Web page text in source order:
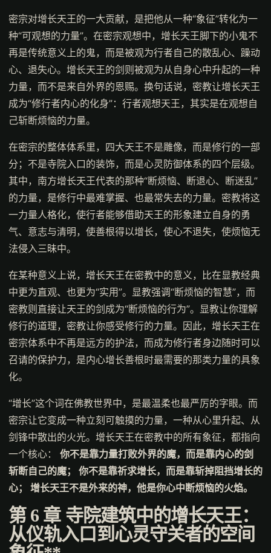
密宗对增长天王的一大贡献，是把他从一种“象征”转化为一
种“可观想的力量”。在密宗观想中，增长天王脚下的小鬼不
再是传统意义上的鬼，而是被观为行者自己的散乱心、躁动
心、退失心。增长天王的剑则被观为从自身心中升起的一种
力量，而不是来自外界的恩赐。换句话说，密教让增长天王
成为“修行者内心的化身”：行者观想天王，其实是在观想自
己斩断烦恼的力量。
在密宗的整体体系里，四大天王不是雕像，而是修行的一部
分；不是寺院入口的装饰，而是心灵防御体系的四个层级。
其中，南方增长天王代表的那种“断烦恼、断退心、断迷乱”
的力量，是修行中最难掌握、也最常失去的力量。密教将这
一力量人格化，使行者能够借助天王的形象建立自身的勇
气、意志与清明，使善根得以增长，使心不退失，使烦恼无
法侵入三昧中。
在某种意义上说，增长天王在密教中的意义，比在显教经典
中更为直观、也更为“实用”。显教强调“断烦恼的智慧”，而
密教则直接让天王的剑成为“断烦恼的行为”。显教让你理解
修行的道理，密教让你感受修行的力量。因此，增长天王在
密宗体系中不再是远方的护法，而成为修行者身边随时可以
召请的保护力，是内心增长善根时最需要的那类力量的具象
化。
“增长”这个词在佛教世界中，是最温柔也最严厉的字眼。而
密宗让它变成一种立刻可触摸的力量，一种从心里升起、从
剑锋中散出的火光。增长天王在密教中的所有象征，都指向
一个核心： 你不是靠力量打败外界的魔，而是靠内心的剑
斩断自己的魔； 你不是靠祈求增长，而是靠斩掉阻挡增长的
心； 增长天王不是外来的神，他是你心中断烦恼的火焰。
第 6 章 寺院建筑中的增长天王：
从仪轨入口到心灵守关者的空间